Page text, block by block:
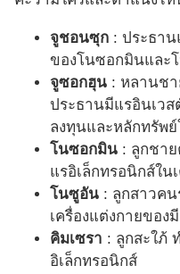
จูชอนซุก : ประธา
ของโนซอกมินและ
จูซอกฮุน : หลานช
ประธานมีแรอินเว
ลงทุนและหลักทรัพย์
โนซอกมิน : ลูกชา
แรอิเล็กทรอนิกส์ใน
โนซูอัน : ลูกสาวค
เครื่องแต่งกายของ
คิมเซรา : ลูกสะใภ้
อิเล็กทรอนิกส์